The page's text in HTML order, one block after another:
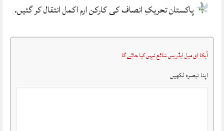
پاکستان تحریکِ انصاف کی کارکن ارم اکمل انتقال کر گئیں.
آپکا ای میل ایڈریس شائع نہیں کیا جائے گا
اپنا تبصرہ لکھیں